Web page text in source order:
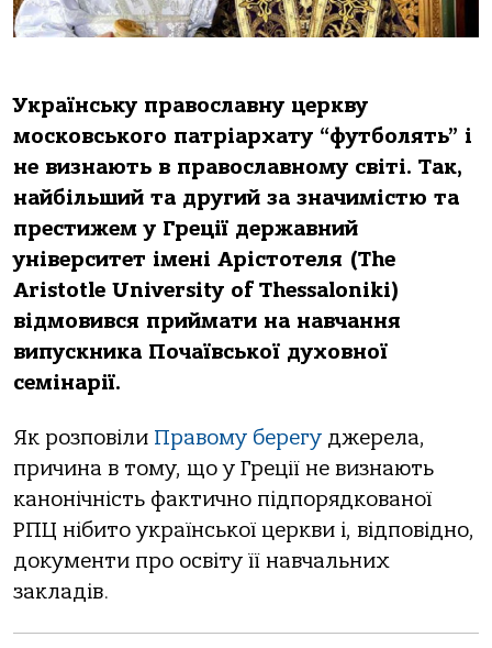
Українську православну церкву
московського патріархату “футболять” і
не визнають в православному світі. Так,
найбільший та другий за значимістю та
престижем у Греції державний
університет імені Арістотеля (The
Aristotle University of Thessaloniki)
відмовився приймати на навчання
випускника Почаївської духовної
семінарії.
Як розповіли Правому берегу джерела,
причина в тому, що у Греції не визнають
канонічність фактично підпорядкованої
РПЦ нібито української церкви і, відповідно,
документи про освіту її навчальних
закладів.